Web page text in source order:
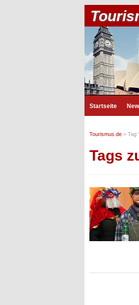
Startseite
Tourismus.de > Tag
Tags